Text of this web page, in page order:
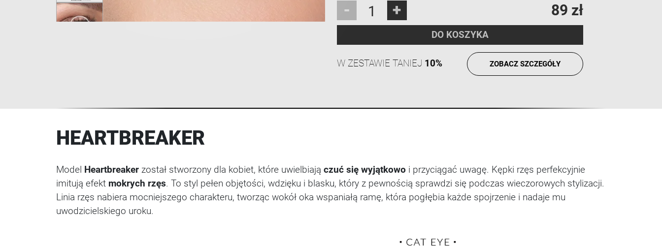
- + 89 zł
DO KOSZYKA
W ZESTAWIE TANIEJ 10% ZOBACZ SZCZEGÓŁY
HEARTBREAKER
Model Heartbreaker został stworzony dla kobiet, które uwielbiają czuć się wyjątkowo i przyciągać uwagę. Kępki rzęs perfekcyjnie
imitują efekt mokrych rzęs. To styl pełen objętości, wdzięku i blasku, który z pewnością sprawdzi się podczas wieczorowych stylizacji.
Linia rzęs nabiera mocniejszego charakteru, tworząc wokół oka wspaniałą ramę, która pogłębia każde spojrzenie i nadaje mu
uwodzicielskiego uroku.